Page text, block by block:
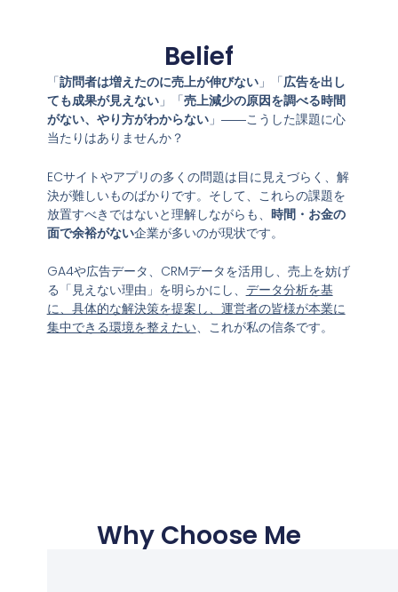
Belief
「訪問者は増えたのに売上が伸びない」「広告を出し
ても成果が見えない」「売上減少の原因を調べる時間
がない、やり方がわからない」――こうした課題に心
当たりはありませんか？
ECサイトやアプリの多くの問題は目に見えづらく、解
決が難しいものばかりです。そして、これらの課題を
放置すべきではないと理解しながらも、 時間・お金の
面で余裕がない企業が多いのが現状です。
GA4や広告データ、CRMデータを活用し、売上を妨げ
る「見えない理由」を明らかにし、 データ分析を基
に、具体的な解決策を提案し、運営者の皆様が本業に
集中できる環境を整えたい、これが私の信条です。
Why Choose Me